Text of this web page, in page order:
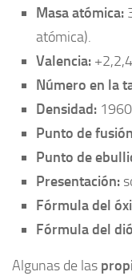
Masa atómica:
atómica).
Valencia:
Número en la
Densidad:
Punto de
Punto de
Presentación:
Fórmula del
Fórmula del
Algunas de las